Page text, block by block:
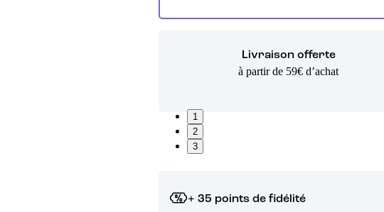
Livraison offerte
à partir de 59€ d’achat
1
2
3
+ 35 points de fidélité